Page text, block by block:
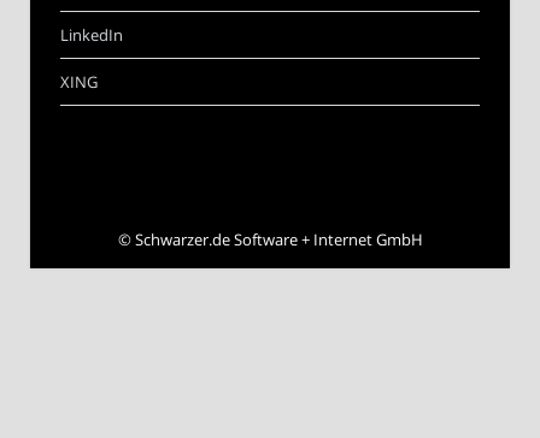
LinkedIn
XING
©Schwarzer.de Software + Internet GmbH